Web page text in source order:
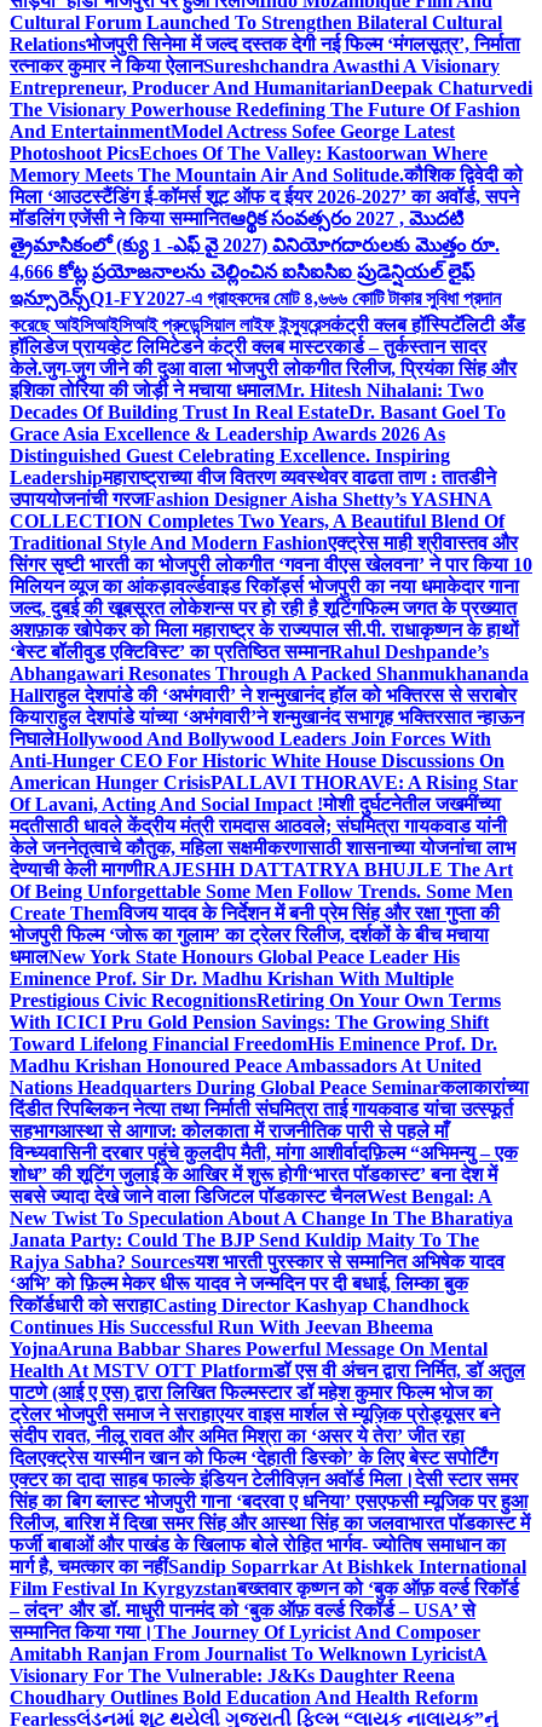
Cultural Forum Launched To Strengthen Bilateral Cultural
Relationsभोजपुरी सिनेमा में जल्द दस्तक देगी नई फिल्म ‘मंगलसूत्र’, निर्माता
रत्नाकर कुमार ने किया ऐलानSureshchandra Awasthi A Visionary
Entrepreneur, Producer And HumanitarianDeepak Chaturvedi
The Visionary Powerhouse Redefining The Future Of Fashion
And EntertainmentModel Actress Sofee George Latest
Photoshoot PicsEchoes Of The Valley: Kastoorwan Where
Memory Meets The Mountain Air And Solitude.कौशिक द्विवेदी को
मिला ‘आउटस्टैंडिंग ई-कॉमर्स शूट ऑफ द ईयर 2026-2027’ का अवॉर्ड, सपने
मॉडलिंग एजेंसी ने किया सम्मानितఆర్థిక సంవత్సరం 2027 , మొదటి
త్రైమాసికంలో (క్యు 1 -ఎఫ్ వై 2027) వినియోగదారులకు మొత్తం రూ.
4,666 కోట్ల ప్రయోజనాలను చెల్లించిన ఐసిఐసిఐ ప్రుడెన్షియల్ లైఫ్
ఇన్సూరెన్స్Q1-FY2027-এ গ্রাহকদের মোট ৪,৬৬৬ কোটি টাকার সুবিধা প্রদান
করেছে আইসিআইসিআই প্রুডেন্সিয়াল লাইফ ইন্স্যুরেন্সकंट्री क्लब हॉस्पिटॅलिटी अँड
हॉलिडेज प्रायव्हेट लिमिटेडने कंट्री क्लब मास्टरकार्ड – तुर्कस्तान सादर
केले.जुग-जुग जीने की दुआ वाला भोजपुरी लोकगीत रिलीज, प्रियंका सिंह और
इशिका तोरिया की जोड़ी ने मचाया धमालMr. Hitesh Nihalani: Two
Decades Of Building Trust In Real EstateDr. Basant Goel To
Grace Asia Excellence & Leadership Awards 2026 As
Distinguished Guest Celebrating Excellence. Inspiring
Leadershipमहाराष्ट्राच्या वीज वितरण व्यवस्थेवर वाढता ताण : तातडीने
उपाययोजनांची गरजFashion Designer Aisha Shetty’s YASHNA
COLLECTION Completes Two Years, A Beautiful Blend Of
Traditional Style And Modern Fashionएक्ट्रेस माही श्रीवास्तव और
सिंगर सृष्टी भारती का भोजपुरी लोकगीत ‘गवना वीएस खेलवना’ ने पार किया 10
मिलियन व्यूज का आंकड़ावर्ल्डवाइड रिकॉर्ड्स भोजपुरी का नया धमाकेदार गाना
जल्द, दुबई की खूबसूरत लोकेशन्स पर हो रही है शूटिंगफिल्म जगत के प्रख्यात
अशफ़ाक खोपेकर को मिला महाराष्ट्र के राज्यपाल सी.पी. राधाकृष्णन के हाथों
‘बेस्ट बॉलीवुड एक्टिविस्ट’ का प्रतिष्ठित सम्मानRahul Deshpande’s
Abhangawari Resonates Through A Packed Shanmukhananda
Hallराहुल देशपांडे की ‘अभंगवारी’ ने शन्मुखानंद हॉल को भक्तिरस से सराबोर
कियाराहुल देशपांडे यांच्या ‘अभंगवारी’ने शन्मुखानंद सभागृह भक्तिरसात न्हाऊन
निघालेHollywood And Bollywood Leaders Join Forces With
Anti-Hunger CEO For Historic White House Discussions On
American Hunger CrisisPALLAVI THORAVE: A Rising Star
Of Lavani, Acting And Social Impact !मोशी दुर्घटनेतील जखमींच्या
मदतीसाठी धावले केंद्रीय मंत्री रामदास आठवले; संघमित्रा गायकवाड यांनी
केले जननेतृत्वाचे कौतुक, महिला सक्षमीकरणासाठी शासनाच्या योजनांचा लाभ
देण्याची केली मागणीRAJESHH DATTATRYA BHUJLE The Art
Of Being Unforgettable Some Men Follow Trends. Some Men
Create Themविजय यादव के निर्देशन में बनी प्रेम सिंह और रक्षा गुप्ता की
भोजपुरी फिल्म ‘जोरू का गुलाम’ का ट्रेलर रिलीज, दर्शकों के बीच मचाया
धमालNew York State Honours Global Peace Leader His
Eminence Prof. Sir Dr. Madhu Krishan With Multiple
Prestigious Civic RecognitionsRetiring On Your Own Terms
With ICICI Pru Gold Pension Savings: The Growing Shift
Toward Lifelong Financial FreedomHis Eminence Prof. Dr.
Madhu Krishan Honoured Peace Ambassadors At United
Nations Headquarters During Global Peace Seminarकलाकारांच्या
दिंडीत रिपब्लिकन नेत्या तथा निर्माती संघमित्रा ताई गायकवाड यांचा उत्स्फूर्त
सहभागआस्था से आगाज: कोलकाता में राजनीतिक पारी से पहले माँ
विन्ध्यवासिनी दरबार पहुंचे कुलदीप मैती, मांगा आशीर्वादफ़िल्म “अभिमन्यु – एक
शोध” की शूटिंग जुलाई के आखिर में शुरू होगी‘भारत पॉडकास्ट’ बना देश में
सबसे ज्यादा देखे जाने वाला डिजिटल पॉडकास्ट चैनलWest Bengal: A
New Twist To Speculation About A Change In The Bharatiya
Janata Party: Could The BJP Send Kuldip Maity To The
Rajya Sabha? Sourcesयश भारती पुरस्कार से सम्मानित अभिषेक यादव
‘अभि’ को फ़िल्म मेकर धीरू यादव ने जन्मदिन पर दी बधाई, लिम्का बुक
रिकॉर्डधारी को सराहाCasting Director Kashyap Chandhock
Continues His Successful Run With Jeevan Bheema
YojnaAruna Babbar Shares Powerful Message On Mental
Health At MSTV OTT Platformडॉ एस वी अंचन द्वारा निर्मित, डॉ अतुल
पाटणे (आई ए एस) द्वारा लिखित फिल्मस्टार डॉ महेश कुमार फिल्म भोज का
ट्रेलर भोजपुरी समाज ने सराहाएयर वाइस मार्शल से म्यूज़िक प्रोड्यूसर बने
संदीप रावत, नीलू रावत और अमित मिश्रा का ‘असर ये तेरा’ जीत रहा
दिलएक्ट्रेस यास्मीन खान को फिल्म ‘देहाती डिस्को’ के लिए बेस्ट सपोर्टिंग
एक्टर का दादा साहब फाल्के इंडियन टेलीविज़न अवॉर्ड मिला।देसी स्टार समर
सिंह का बिग ब्लास्ट भोजपुरी गाना ‘बदरवा ए धनिया’ एसएफसी म्यूजिक पर हुआ
रिलीज, बारिश में दिखा समर सिंह और आस्था सिंह का जलवाभारत पॉडकास्ट में
फर्जी बाबाओं और पाखंड के खिलाफ बोले रोहित भार्गव- ज्योतिष समाधान का
मार्ग है, चमत्कार का नहींSandip Soparrkar At Bishkek International
Film Festival In Kyrgyzstanबख्तवार कृष्णन को ‘बुक ऑफ़ वर्ल्ड रिकॉर्ड
– लंदन’ और डॉ. माधुरी पानमंद को ‘बुक ऑफ़ वर्ल्ड रिकॉर्ड – USA’ से
सम्मानित किया गया।The Journey Of Lyricist And Composer
Amitabh Ranjan From Journalist To Welknown LyricistA
Visionary For The Vulnerable: J&Ks Daughter Reena
Choudhary Outlines Bold Education And Health Reform
Fearlessલંડનમાં શૂટ થયેલી ગુજરાતી ફિલ્મ “લાયક નાલાયક”નું